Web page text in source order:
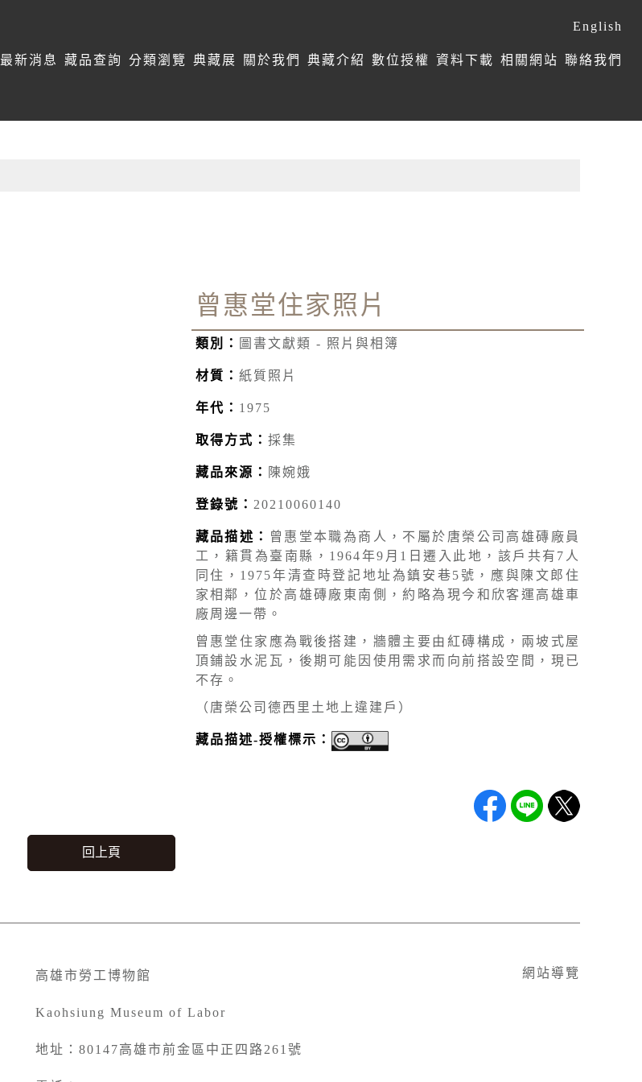
最新消息 藏品查詢 分類瀏覽 典藏展 關於我們 典藏介紹 數位授權 資料下載 相關網站 聯絡我們
English
曾惠堂住家照片
類別： 圖書文獻類 - 照片與相簿
材質： 紙質照片
年代： 1975
取得方式： 採集
藏品來源： 陳婉娥
登錄號： 20210060140
藏品描述：
曾惠堂本職為商人，不屬於唐榮公司高雄磚廠員
工，籍貫為臺南縣，1964年9月1日遷入此地，該戶共有7人
同住，1975年清查時登記地址為鎮安巷5號，應與陳文郎住
家相鄰，位於高雄磚廠東南側，約略為現今和欣客運高雄車
廠周邊一帶。
曾惠堂住家應為戰後搭建，牆體主要由紅磚構成，兩坡式屋
頂鋪設水泥瓦，後期可能因使用需求而向前搭設空間，現已
不存。
（唐榮公司德西里土地上違建戶）
藏品描述-授權標示：
回上頁
高雄市勞工博物館
Kaohsiung Museum of Labor
地址：80147高雄市前金區中正四路261號
網站導覽